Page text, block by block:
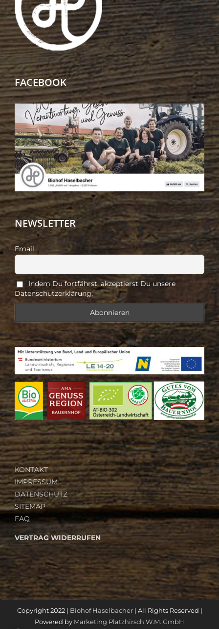
FACEBOOK
NEWSLETTER
Email
Indem Du fortfährst, akzeptierst Du unsere
Datenschutzerklärung.
KONTAKT
IMPRESSUM
DATENSCHUTZ
SITEMAP
FAQ
VERTRAG WIDERRUFEN
Copyright 2022 | Biohof Haselbacher| All Rights Reserved |
Powered by Marketing Platzhirsch W.M. GmbH